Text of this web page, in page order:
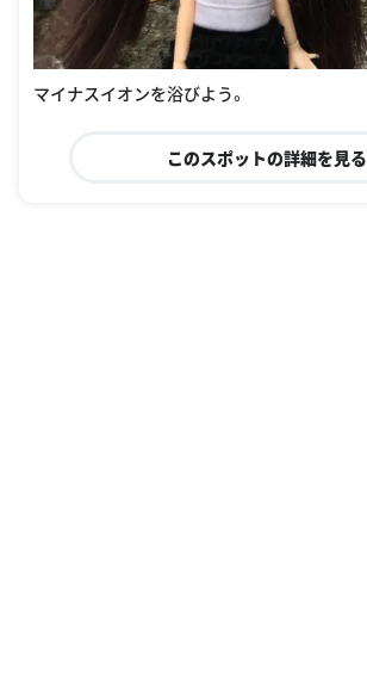
マイナスイオンを浴びよう。
このスポットの詳細を見る